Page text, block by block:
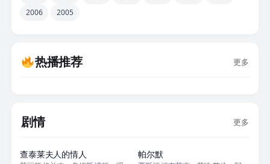
2006
2005
热播推荐 更多
剧情 更多
查泰莱夫人的情人 帕尔默